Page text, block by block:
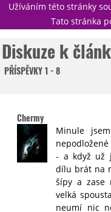
Užíváním této stránky
Tato stránka
TRAILERY
GALERIE
DISKUZE
STATISTIKY
TIRÁŽ
Diskuze k
PŘÍSPĚVKY1 - 8
Chermy
Minule
- a když už
dílu brát na
šípy a zase
velká
neumí nic